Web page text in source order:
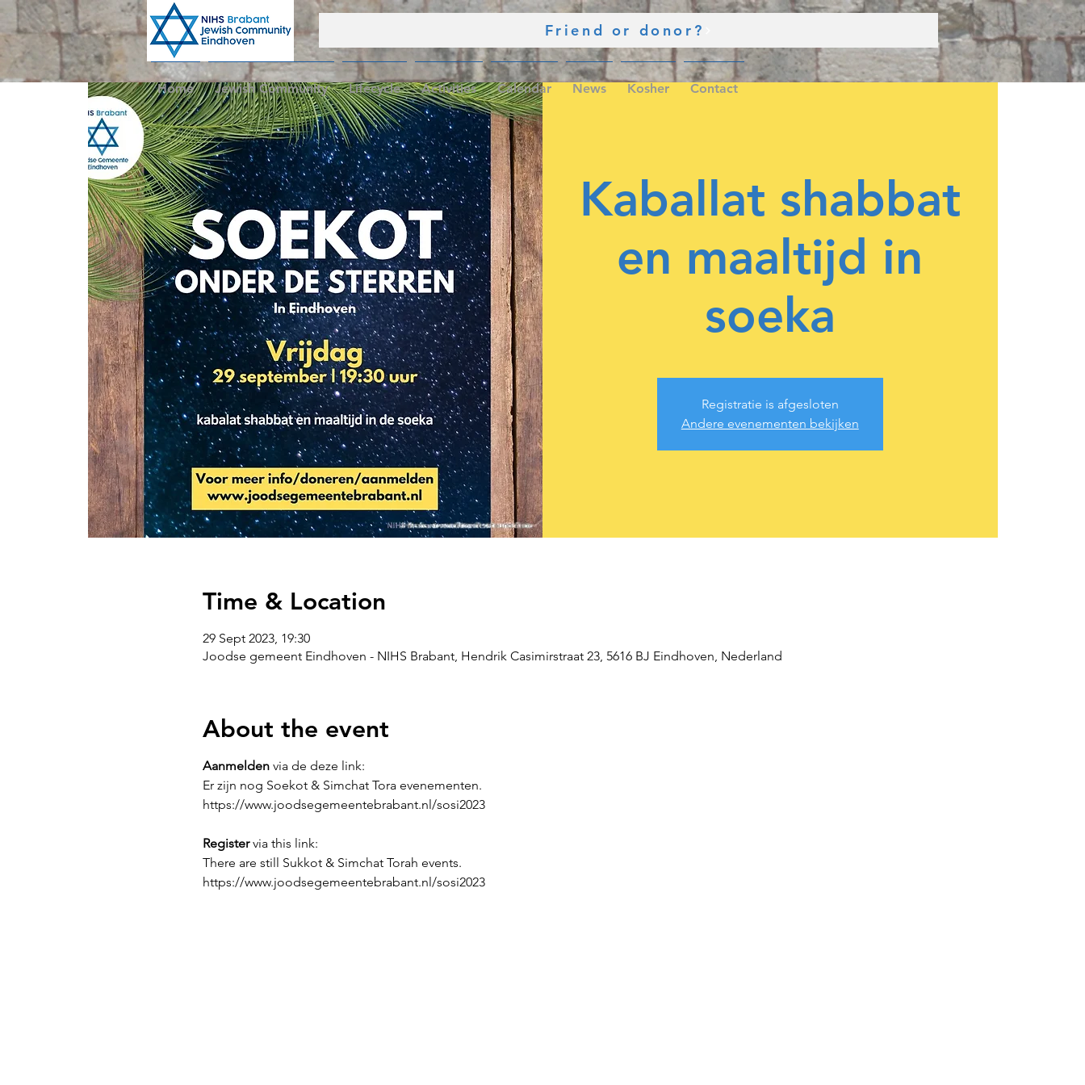
Friend or donor?
Home Jewish Community Lifecycle Activities Calendar News Kosher Contact
Kaballat shabbat
en maaltijd in
soeka
Registratie is afgesloten
Andere evenementen bekijken
Time & Location
29 Sept 2023, 19:30
Joodse gemeent Eindhoven - NIHS Brabant, Hendrik Casimirstraat 23, 5616 BJ Eindhoven, Nederland
About the event
Aanmeldenvia de deze link:
Er zijn nog Soekot & Simchat Tora evenementen.
https://www.joodsegemeentebrabant.nl/sosi2023
Registervia this link:
There are still Sukkot & Simchat Torah events.
https://www.joodsegemeentebrabant.nl/sosi2023